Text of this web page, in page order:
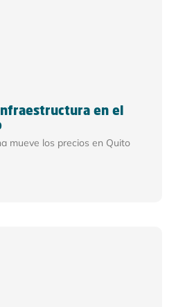
en el
mueve los precios en Quito